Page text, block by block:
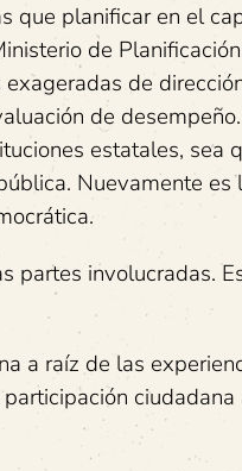
que planificar en el
de
de
de
estatales, sea
Nuevamente es
partes involucradas.
a raíz de las
ciudadana